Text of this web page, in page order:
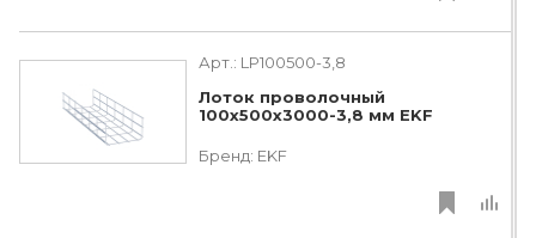
Арт.: LP100500-3,8
Лоток проволочный
100х500х3000-3,8 мм EKF
Бренд: EKF